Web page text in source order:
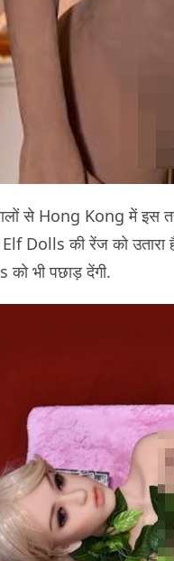
से Hong Kong में इस
Dolls की रेंज को उतारा
भी पछाड़ देंगी.